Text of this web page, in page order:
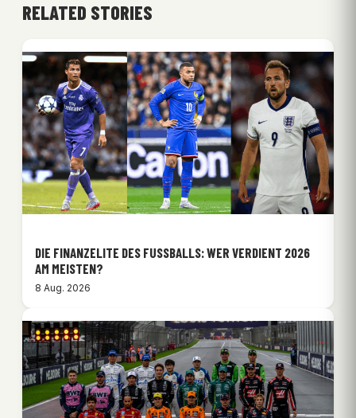
RELATED STORIES
DIE FINANZELITE DES FUSSBALLS: WER VERDIENT 2026 A
M MEISTEN?
8 Aug. 2026